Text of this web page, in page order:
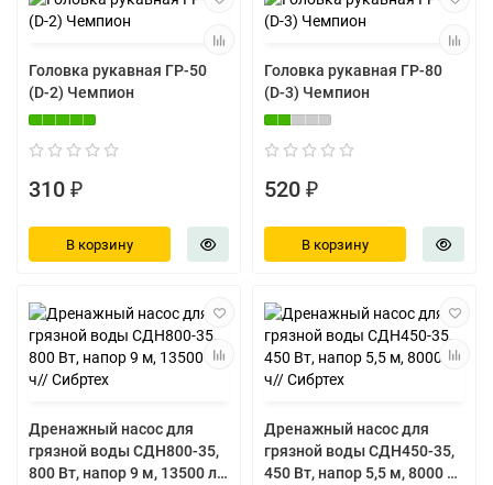
Головка рукавная ГР-50
(D-2) Чемпион
310 ₽
В корзину
Головка рукавная ГР-80
(D-3) Чемпион
520 ₽
В корзину
Дренажный насос для
грязной воды СДН800-35,
800 Вт, напор 9 м, 13500 л/
Дренажный насос для
грязной воды СДН450-35,
450 Вт, напор 5,5 м, 8000 л/